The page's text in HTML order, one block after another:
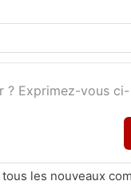
les nouveaux